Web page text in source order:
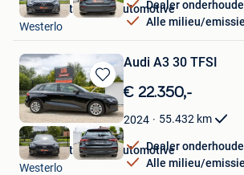
Dealer
Alle milieu/
Levi Baestaens LB automotive
Westerlo
Bewaren
in
Mijn
Favorieten
Audi A3 30 TFSI
€ 22.350,-
2024 55.432 km
Dealer
Alle milieu/
Levi Baestaens LB automotive
Westerlo